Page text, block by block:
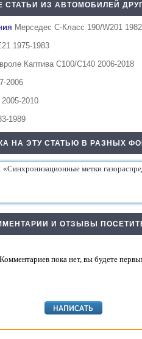
СТАТЬИ ИЗ АВТОМОБИЛЕЙ
Мерседес C-Класс 190/W201
1975-1983
Каптива С100/С140 2006-2018
2006
2010
1989
НА ЭТУ СТАТЬЮ В РАЗНЫХ
И ОТЗЫВЫ
Комментариев пока нет, вы будете